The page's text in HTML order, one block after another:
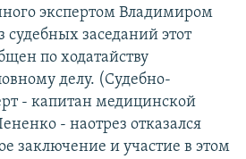
экспертом Владимиром
заседаний этот
по ходатайству
делу. (Судебно-
- капитан медицинской
- наотрез отказался
заключение и участие в этом